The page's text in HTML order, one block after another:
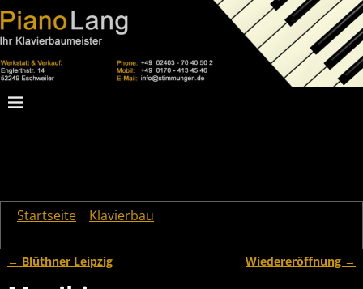
Startseite Klavierbau
← Blüthner Leipzig Wiedereröffnung →